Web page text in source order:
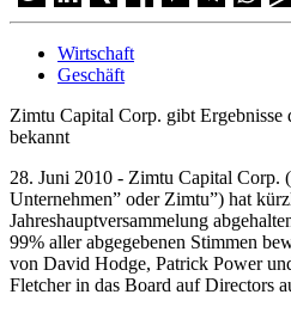
Wirtschaft
Geschäft
Zimtu Capital Corp. gibt Ergebnisse
bekannt
28. Juni 2010 - Zimtu Capital
Unternehmen” oder Zimtu”) hat
Jahreshauptversammelung
99% aller abgegebenen Stimmen
von David Hodge, Patrick Power
Fletcher in das Board auf Directors